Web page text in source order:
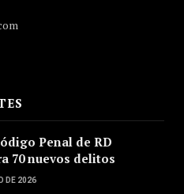
Penal de RD
70 nuevos delitos
DE 2026